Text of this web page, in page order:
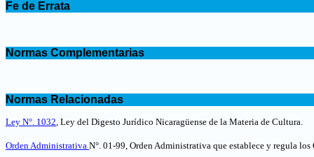
Fe de Errata
Normas Complementarias
Normas Relacionadas
Ley N°. 1032, Ley del Digesto Jurídico Nicaragüense de la Materia de Cultura.
Orden Administrativa N°. 01-99, Orden Administrativa que establece y regula